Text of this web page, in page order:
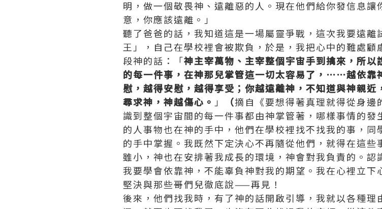
明，做一個敬畏神、遠離惡的人。現在他們給你發信息
意，你應該遠離。」
聽了爸爸的話，我知道這是一場屬靈爭戰，這次我要遠
王」，自己在學校裡會被欺負，於是，我把心中的難處
段神的話：「神主宰萬物、主宰整個宇宙手到擒來，所
的每一件事，在神那兒掌管這一切太容易了，⋯⋯越依靠
慰，越得安慰，越得享受；你越遠離神，不知道與神親
尋求神，神越傷心。 」 （摘自《要想得著真理就得從身邊
識到整個宇宙間的每一件事都由神掌管著，哪樣事情的
的人事物也在神的手中，他們在學校裡找不找我的事，
的手中掌握。我既然下定決心不再隨從他們，就得在這
雖小，神也在安排著我成長的環境，神會對我負責的。認
我要學會依靠神，不能辜負神對我的期望。我在心裡立下
堅決與那些哥們兒徹底說——再見！
後來，他們找我時，有了神的話開啟引導，我就以各種